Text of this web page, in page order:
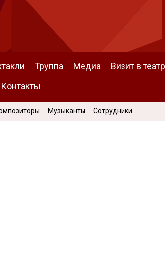
Труппа Медиа Визит в театр
Контакты
Музыканты Сотрудники